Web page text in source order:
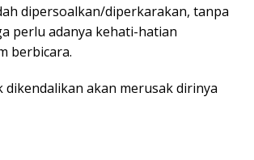
dipersoalkan/diperkarakan, tanpa
perlu adanya kehati-hatian
berbicara.
dikendalikan akan merusak dirinya